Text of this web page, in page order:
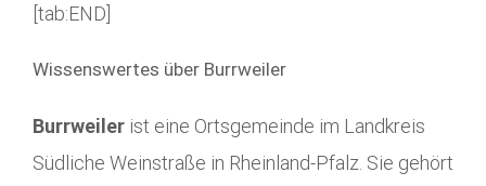
[tab:END]
Wissenswertes über Burrweiler
Burrweiler ist eine Ortsgemeinde im Landkreis
Südliche Weinstraße in Rheinland-Pfalz. Sie gehört